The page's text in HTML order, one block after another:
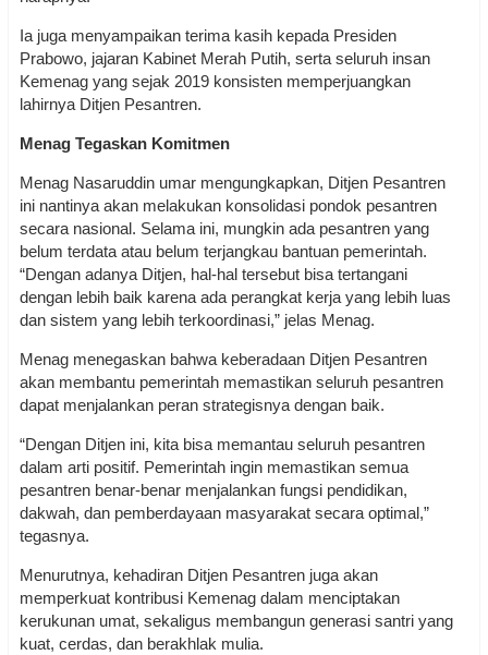
Ia juga menyampaikan terima kasih kepada Presiden
Prabowo, jajaran Kabinet Merah Putih, serta seluruh insan
Kemenag yang sejak 2019 konsisten memperjuangkan
lahirnya Ditjen Pesantren.
Menag Tegaskan Komitmen
Menag Nasaruddin umar mengungkapkan, Ditjen Pesantren
ini nantinya akan melakukan konsolidasi pondok pesantren
secara nasional. Selama ini, mungkin ada pesantren yang
belum terdata atau belum terjangkau bantuan pemerintah.
“Dengan adanya Ditjen, hal-hal tersebut bisa tertangani
dengan lebih baik karena ada perangkat kerja yang lebih luas
dan sistem yang lebih terkoordinasi,” jelas Menag.
Menag menegaskan bahwa keberadaan Ditjen Pesantren
akan membantu pemerintah memastikan seluruh pesantren
dapat menjalankan peran strategisnya dengan baik.
“Dengan Ditjen ini, kita bisa memantau seluruh pesantren
dalam arti positif. Pemerintah ingin memastikan semua
pesantren benar-benar menjalankan fungsi pendidikan,
dakwah, dan pemberdayaan masyarakat secara optimal,”
tegasnya.
Menurutnya, kehadiran Ditjen Pesantren juga akan
memperkuat kontribusi Kemenag dalam menciptakan
kerukunan umat, sekaligus membangun generasi santri yang
kuat, cerdas, dan berakhlak mulia.